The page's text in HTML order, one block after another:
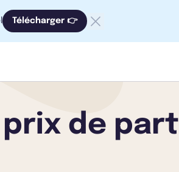
Télécharger 👉
prix de part